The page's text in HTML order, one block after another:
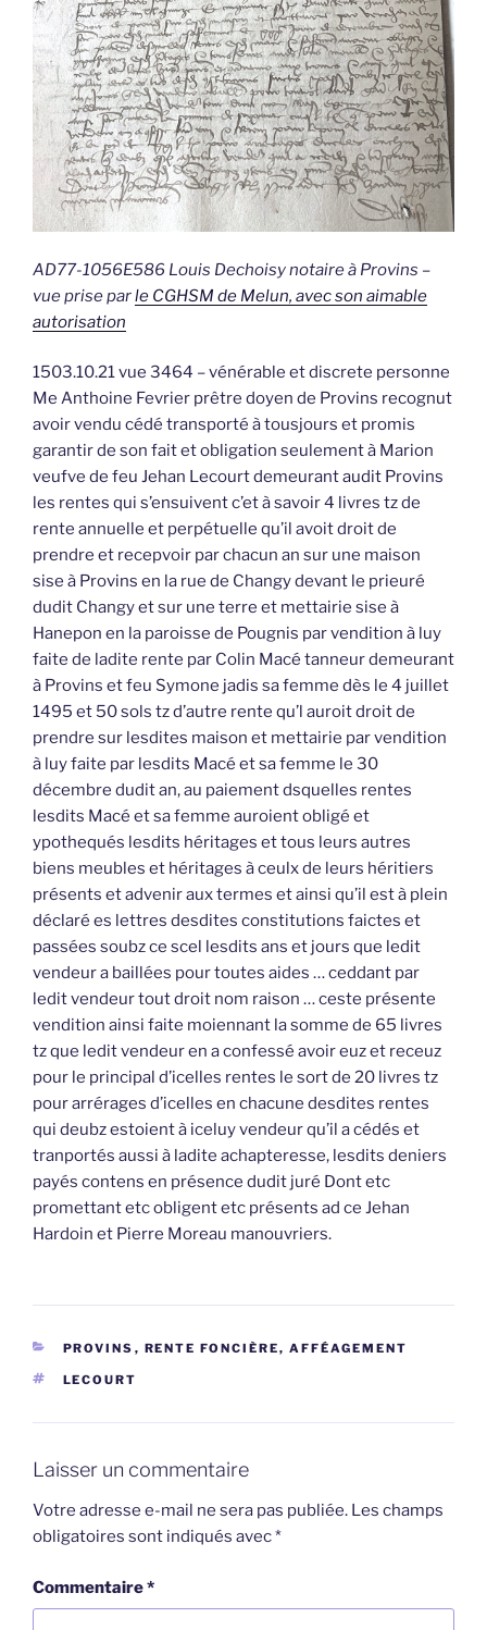
AD77-1056E586 Louis Dechoisy notaire à Provins –
vue prise parle CGHSM de Melun, avec son aimable
autorisation
1503.10.21 vue 3464 – vénérable et discrete personne
Me Anthoine Fevrier prêtre doyen de Provins recognut
avoir vendu cédé transporté à tousjours et promis
garantir de son fait et obligation seulement à Marion
veufve de feu Jehan Lecourt demeurant audit Provins
les rentes qui s’ensuivent c’et à savoir 4 livres tz de
rente annuelle et perpétuelle qu’il avoit droit de
prendre et recepvoir par chacun an sur une maison
sise à Provins en la rue de Changy devant le prieuré
dudit Changy et sur une terre et mettairie sise à
Hanepon en la paroisse de Pougnis par vendition à luy
faite de ladite rente par Colin Macé tanneur demeurant
à Provins et feu Symone jadis sa femme dès le 4 juillet
1495 et 50 sols tz d’autre rente qu’l auroit droit de
prendre sur lesdites maison et mettairie par vendition
à luy faite par lesdits Macé et sa femme le 30
décembre dudit an, au paiement dsquelles rentes
lesdits Macé et sa femme auroient obligé et
ypothequés lesdits héritages et tous leurs autres
biens meubles et héritages à ceulx de leurs héritiers
présents et advenir aux termes et ainsi qu’il est à plein
déclaré es lettres desdites constitutions faictes et
passées soubz ce scel lesdits ans et jours que ledit
vendeur a baillées pour toutes aides … ceddant par
ledit vendeur tout droit nom raison … ceste présente
vendition ainsi faite moiennant la somme de 65 livres
tz que ledit vendeur en a confessé avoir euz et receuz
pour le principal d’icelles rentes le sort de 20 livres tz
pour arrérages d’icelles en chacune desdites rentes
qui deubz estoient à iceluy vendeur qu’il a cédés et
tranportés aussi à ladite achapteresse, lesdits deniers
payés contens en présence dudit juré Dont etc
promettant etc obligent etc présents ad ce Jehan
Hardoin et Pierre Moreau manouvriers.
CATÉGORIES
PROVINS , RENTE FONCIÈRE, AFFÉAGEMENT
ÉTIQUETTES
LECOURT
Laisser un commentaire
Votre adresse e-mail ne sera pas publiée. Les champs
obligatoires sont indiqués avec*
Commentaire*